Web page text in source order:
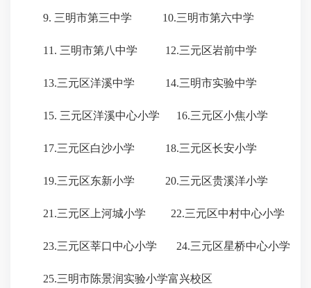
9. 三明市第三中学 10.三明市第六中学
11. 三明市第八中学 12.三元区岩前中学
13.三元区洋溪中学 14.三明市实验中学
15. 三元区洋溪中心小学 16.三元区小焦小学
17.三元区白沙小学 18.三元区长安小学
19.三元区东新小学 20.三元区贵溪洋小学
21.三元区上河城小学 22.三元区中村中心小学
23.三元区莘口中心小学 24.三元区星桥中心小学
25.三明市陈景润实验小学富兴校区